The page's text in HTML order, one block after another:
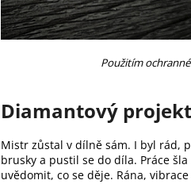
Použitím
Diamantový
Mistr zůstal v dílně sám. I byl rád,
brusky a pustil se do díla. Práce
uvědomit, co se děje. Rána,